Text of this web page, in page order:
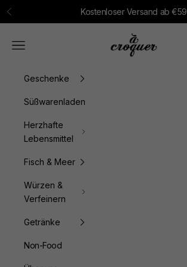
Zum Inhalt springen
Zurück Kostenloser Versand ab €59
à croquer
Menü
Geschenke
Süßwarenladen
Herzhafte
Lebensmittel
Fisch & Meer
Würzen &
Verfeinern
Getränke
Non-Food